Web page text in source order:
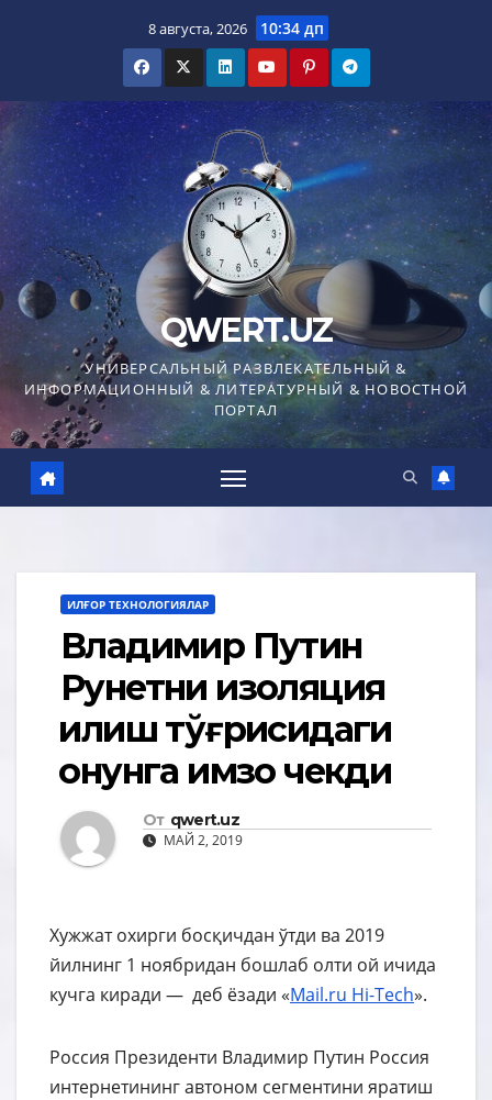
8 августа, 2026 10:34 дп
QWERT.UZ
УНИВЕРСАЛЬНЫЙ РАЗВЛЕКАТЕЛЬНЫЙ &
ИНФОРМАЦИОННЫЙ & ЛИТЕРАТУРНЫЙ & НОВОСТНОЙ
ПОРТАЛ
ИЛҒОР ТЕХНОЛОГИЯЛАР
Владимир Путин
Рунетни изоляция
қилиш тўғрисидаги
қонунга имзо чекди
От qwert.uz
МАЙ 2, 2019
Хужжат охирги босқичдан ўтди ва 2019
йилнинг 1 ноябридан бошлаб олти ой ичида
кучга киради — деб ёзади «Mail.ru Hi-Tech».
Россия Президенти Владимир Путин Россия
интернетининг автоном сегментини яратиш